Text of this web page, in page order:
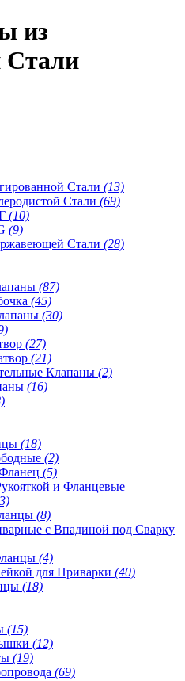
из
Стали
Стали (13)
Стали (69)
(10)
(9)
Стали (28)
(87)
(45)
(30)
(27)
(21)
Клапаны (2)
(16)
(18)
(2)
(5)
и Фланцевые
(8)
с Впадиной под Сварку
(4)
для Приварки (40)
(18)
(15)
(12)
(19)
(69)